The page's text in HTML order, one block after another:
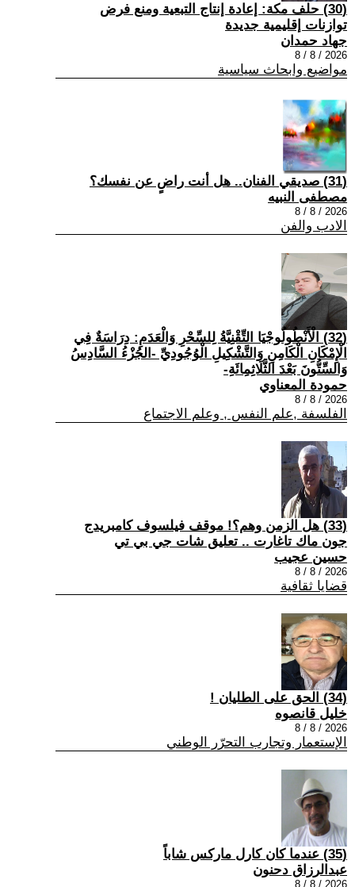
(30) حلف مكة: إعادة إنتاج التبعية ومنع فرض
توازنات إقليمية جديدة
جهاد حمدان
2026 / 8 / 8
مواضيع وابحاث سياسية
(31) صديقي الفنان.. هل أنت راضٍ عن نفسك؟
مصطفى النبيه
2026 / 8 / 8
الادب والفن
(32) الْأَنْطُولُوجْيَا التِّقْنِيَّةُ لِلسِّحْرِ وَالْعَدَمِ: دِرَاسَةٌ فِي
الْإِمْكَانِ الْكَامِنِ وَالتَّشْكِيلِ الْوُجُودِيِّ -الجُزْءُ السَّادِسُ
وَالسِّتُّونَ بَعْدَ الثَّلَاثِمِائَةِ-
حمودة المعناوي
2026 / 8 / 8
الفلسفة ,علم النفس , وعلم الاجتماع
(33) هل الزمن وهم؟! موقف فيلسوف كامبريدج
جون ماك تاغارت .. تعليق شات جي بي تي
حسين عجيب
2026 / 8 / 8
قضايا ثقافية
(34) الحق على الطليان !
خليل قانصوه
2026 / 8 / 8
الإستعمار وتجارب التحرّر الوطني
(35) عندما كان كارل ماركس شاباً
عبدالرزاق دحنون
2026 / 8 / 8